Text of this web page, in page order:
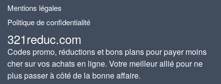
Mentions légales
Politique de confidentialité
321reduc.com
Codes promo, réductions et bons plans pour payer moins
cher sur vos achats en ligne. Votre meilleur allié pour ne
plus passer à côté de la bonne affaire.